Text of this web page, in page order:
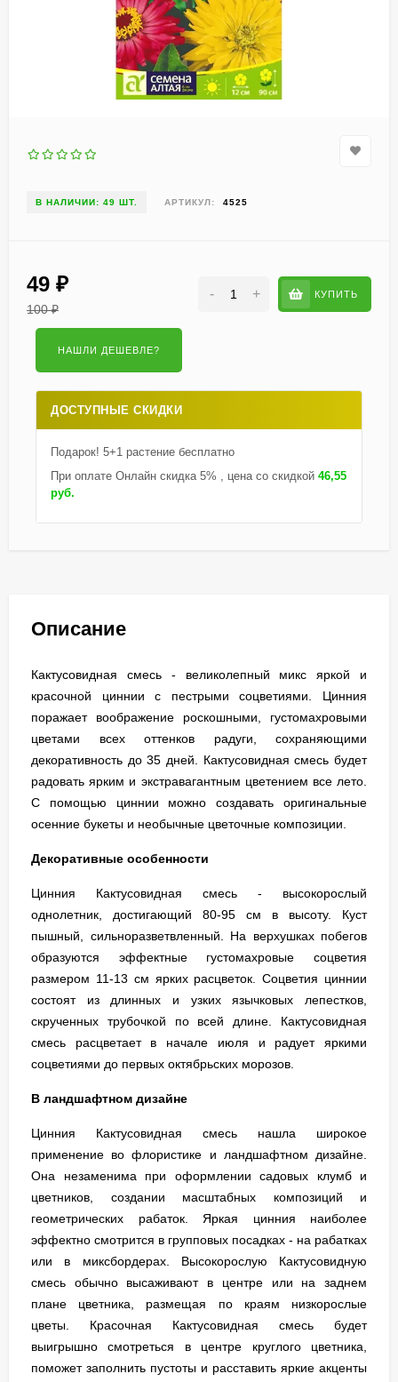
В НАЛИЧИИ: 49 ШТ. АРТИКУЛ: 4525
49 ₽
100₽
- + КУПИТЬ
ДОСТУПНЫЕ СКИДКИ
Подарок! 5+1 растение бесплатно
При оплате Онлайн скидка 5% , цена со скидкой 46,55
руб.
Описание
Кактусовидная смесь - великолепный микс яркой и
красочной циннии с пестрыми соцветиями. Цинния
поражает воображение роскошными, густомахровыми
цветами всех оттенков радуги, сохраняющими
декоративность до 35 дней. Кактусовидная смесь будет
радовать ярким и экстравагантным цветением все лето.
С помощью циннии можно создавать оригинальные
осенние букеты и необычные цветочные композиции.
Декоративные особенности
Цинния Кактусовидная смесь - высокорослый
однолетник, достигающий 80-95 см в высоту. Куст
пышный, сильноразветвленный. На верхушках побегов
образуются эффектные густомахровые соцветия
размером 11-13 см ярких расцветок. Соцветия циннии
состоят из длинных и узких язычковых лепестков,
скрученных трубочкой по всей длине. Кактусовидная
смесь расцветает в начале июля и радует яркими
соцветиями до первых октябрьских морозов.
В ландшафтном дизайне
Цинния Кактусовидная смесь нашла широкое
применение во флористике и ландшафтном дизайне.
Она незаменима при оформлении садовых клумб и
цветников, создании масштабных композиций и
геометрических рабаток. Яркая цинния наиболее
эффектно смотрится в групповых посадках - на рабатках
или в миксбордерах. Высокорослую Кактусовидную
смесь обычно высаживают в центре или на заднем
плане цветника, размещая по краям низкорослые
цветы. Красочная Кактусовидная смесь будет
выигрышно смотреться в центре круглого цветника,
поможет заполнить пустоты и расставить яркие акценты